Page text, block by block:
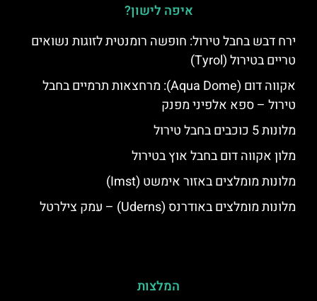
איפה לישון?
ירח דבש בחבל טירול: חופשה רומנטית לזוגות נשואים
טריים בטירול (Tyrol)
אקווה דום (Aqua Dome): מרחצאות תרמיים בחבל
טירול – ספא אלפיני מפנק
מלונות 5 כוכבים בחבל טירול
מלון אקווה דום בחבל אוץ בטירול
מלונות מומלצים באזור אימשט (Imst)
מלונות מומלצים באודרנס (Uderns) – עמק צילרטל
המלצות